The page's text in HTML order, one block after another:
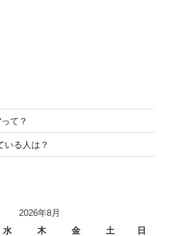
て？
いる人は？
2026年8月
水 木 金 土 日